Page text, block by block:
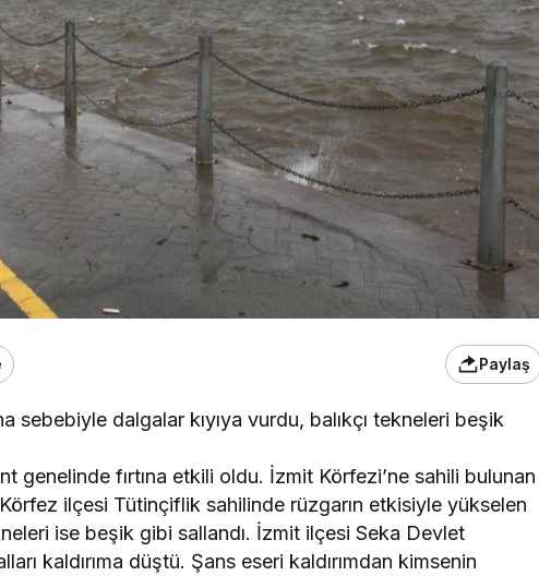
Paylaş
sebebiyle dalgalar kıyıya vurdu, balıkçı tekneleri beşik
genelinde fırtına etkili oldu. İzmit Körfezi’ne sahili bulunan
Körfez ilçesi Tütinçiflik sahilinde rüzgarın etkisiyle yükselen
ise beşik gibi sallandı. İzmit ilçesi Seka Devlet
kaldırıma düştü. Şans eseri kaldırımdan kimsenin